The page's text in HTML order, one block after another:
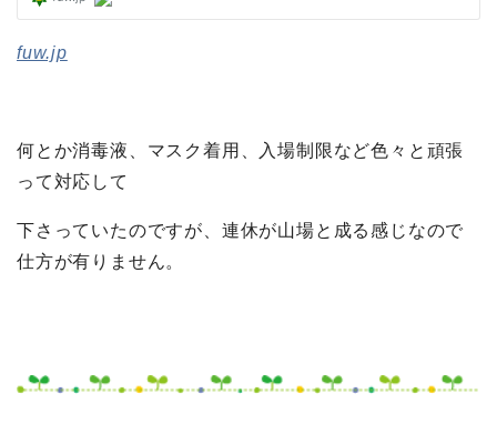
fuw.jp
何とか消毒液、マスク着用、入場制限など色々と頑張
って対応して
下さっていたのですが、連休が山場と成る感じなので
仕方が有りません。